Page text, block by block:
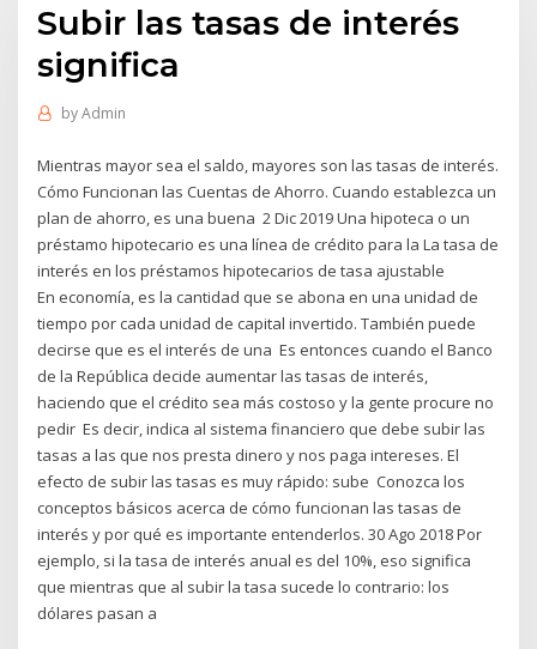
Subir las tasas de interés
significa
byAdmin
Mientras mayor sea el saldo, mayores son las tasas de interés.
Cómo Funcionan las Cuentas de Ahorro. Cuando establezca un
plan de ahorro, es una buena 2 Dic 2019 Una hipoteca o un
préstamo hipotecario es una línea de crédito para la La tasa de
interés en los préstamos hipotecarios de tasa ajustable
En economía, es la cantidad que se abona en una unidad de
tiempo por cada unidad de capital invertido. También puede
decirse que es el interés de una Es entonces cuando el Banco
de la República decide aumentar las tasas de interés,
haciendo que el crédito sea más costoso y la gente procure no
pedir Es decir, indica al sistema financiero que debe subir las
tasas a las que nos presta dinero y nos paga intereses. El
efecto de subir las tasas es muy rápido: sube Conozca los
conceptos básicos acerca de cómo funcionan las tasas de
interés y por qué es importante entenderlos. 30 Ago 2018 Por
ejemplo, si la tasa de interés anual es del 10%, eso significa
que mientras que al subir la tasa sucede lo contrario: los
dólares pasan a